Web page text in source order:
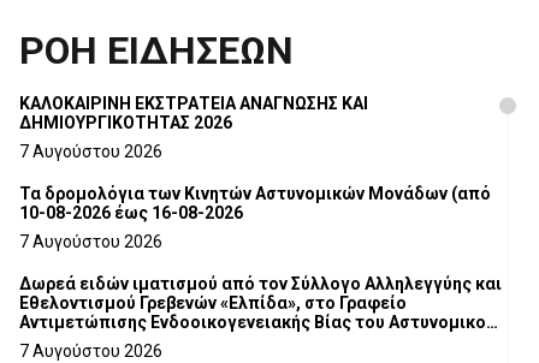
ΡΟΗ ΕΙΔΗΣΕΩΝ
ΚΑΛΟΚΑΙΡΙΝΗ ΕΚΣΤΡΑΤΕΙΑ ΑΝΑΓΝΩΣΗΣ ΚΑΙ
ΔΗΜΙΟΥΡΓΙΚΟΤΗΤΑΣ 2026
7 Αυγούστου 2026
Τα δρομολόγια των Κινητών Αστυνομικών Μονάδων (από
10-08-2026 έως 16-08-2026
7 Αυγούστου 2026
Δωρεά ειδών ιματισμού από τον Σύλλογο Αλληλεγγύης και
Εθελοντισμού Γρεβενών «Ελπίδα», στο Γραφείο
Αντιμετώπισης Ενδοοικογενειακής Βίας του Αστυνομικού
Τμήματος Γρεβενών
7 Αυγούστου 2026